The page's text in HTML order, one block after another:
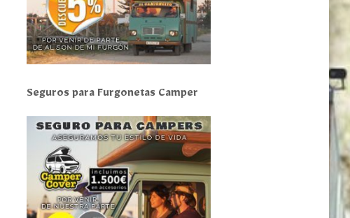
Seguros para Furgonetas Camper